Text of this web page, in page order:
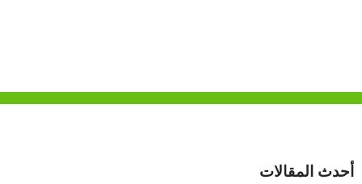
أحدث المقالات